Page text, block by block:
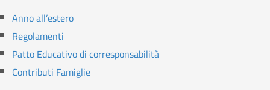
Anno all’estero
Regolamenti
Patto Educativo di corresponsabilità
Contributi Famiglie